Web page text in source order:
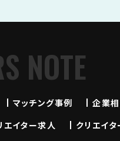
NOTE
マッチング事例
企業
エイター求人 クリエイ